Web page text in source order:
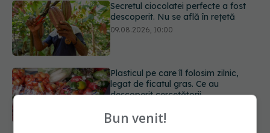
Plasticul pe care îl folosim zilnic,
legat de ficatul gras. Ce au
descoperit cercetătorii
Simptomele infecției cu Helicobacter
pylori. Se poate trăi cu această
bacterie în stomac?
Bun venit!